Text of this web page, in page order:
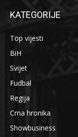
KATEGORIJE
Top vijesti
BiH
Svijet
Fudbal
Regija
Crna hronika
Showbusiness